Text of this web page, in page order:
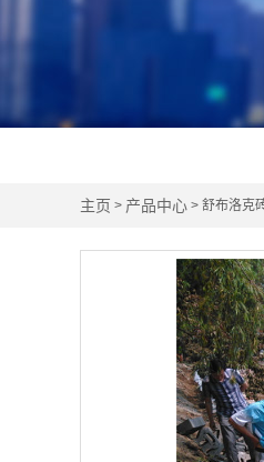
主页 > 产品中心 > 舒布洛克